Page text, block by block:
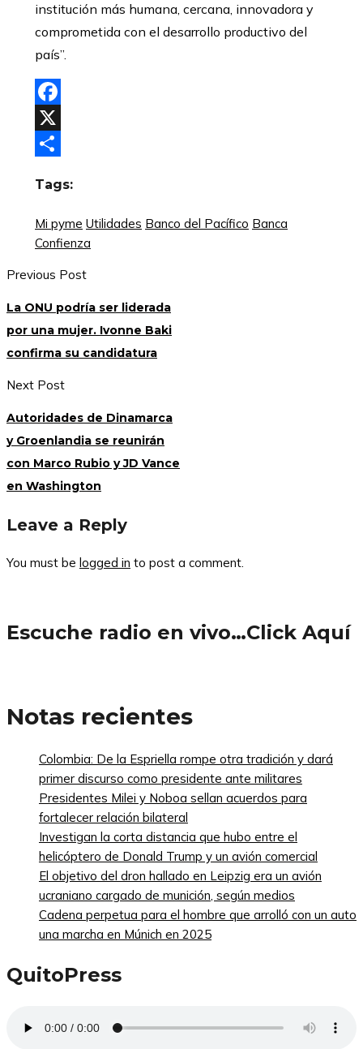
institución más humana, cercana, innovadora y
comprometida con el desarrollo productivo del
país”.
Facebook
X
Tags:
Mi pyme Utilidades Banco del Pacífico Banca
Confienza
Previous Post
La ONU podría ser liderada
por una mujer. Ivonne Baki
confirma su candidatura
Next Post
Autoridades de Dinamarca
y Groenlandia se reunirán
con Marco Rubio y JD Vance
en Washington
Leave a Reply
You must be logged in to post a comment.
Escuche radio en vivo…Click Aquí
Notas recientes
Colombia: De la Espriella rompe otra tradición y dará
primer discurso como presidente ante militares
Presidentes Milei y Noboa sellan acuerdos para
fortalecer relación bilateral
Investigan la corta distancia que hubo entre el
helicóptero de Donald Trump y un avión comercial
El objetivo del dron hallado en Leipzig era un avión
ucraniano cargado de munición, según medios
Cadena perpetua para el hombre que arrolló con un auto
una marcha en Múnich en 2025
QuitoPress